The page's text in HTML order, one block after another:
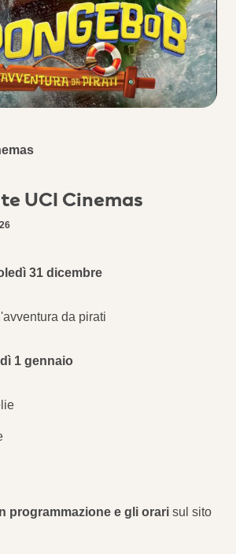
UCI Cinemas
31 dicembre
da pirati
1 gennaio
programmazione e gli orari sul sito